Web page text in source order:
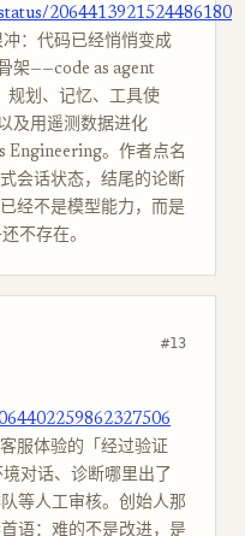
2064413921524486180
：代码已经悄悄变成
架——code as agent
规划、记忆、工具使
及用遥测数据进化
Engineering。作者点名
会话状态，结尾的论断
经不是模型能力，而是
不存在。
#13
服体验的「经过验证
对话、诊断哪里出了
等人工审核。创始人那
语：难的不是改进，是